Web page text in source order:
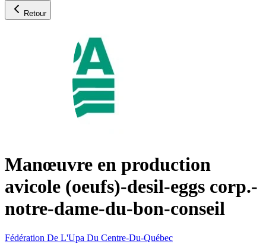
Retour
Manœuvre en production
avicole (oeufs)-desil-eggs corp.-
notre-dame-du-bon-conseil
Fédération De L'Upa Du Centre-Du-Québec